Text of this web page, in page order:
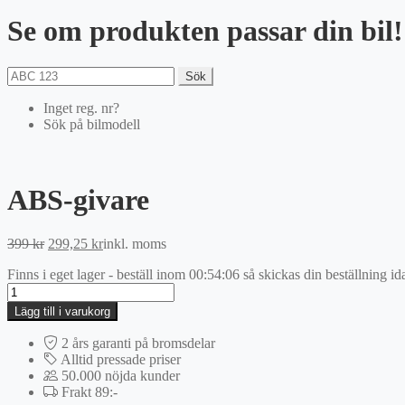
Se om produkten passar din bil!
Sök
Inget reg. nr?
Sök på bilmodell
ABS-givare
399kr Det
priset
399 kr.
299,25 krDet
priset
299,25 kr.
inkl. moms
Finns i eget lager - beställ inom 00:54:06 så skickas din beställning
ABS-
givare
mängd
Lägg till i varukorg
2 års garanti på bromsdelar
Alltid pressade priser
50.000 nöjda kunder
Frakt 89:-